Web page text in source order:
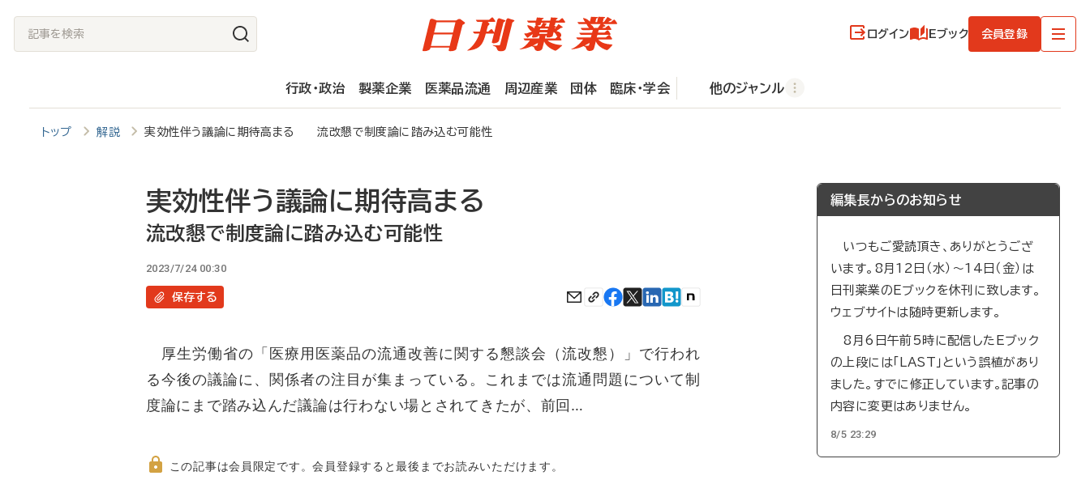
記
事
ログイン Eブック 会員登録
行政・政治 製薬企業 医薬品流通 周辺産業 団体 臨床・学会 他のジャンル
トップ 解説 実効性伴う議論に期待高まる 流改懇で制度論に踏み込む可能性
実効性伴う議論に期待高まる
流改懇で制度論に踏み込む可能性
2023/7/24 00:30
保存する
厚生労働省の「医療用医薬品の流通改善に関する懇談会（流改懇）」で行われ
る今後の議論に、関係者の注目が集まっている。これまでは流通問題について制
度論にまで踏み込んだ議論は行わない場とされてきたが、前回…
この記事は会員限定です。会員登録すると最後までお読みいただけます。
編集長からのお知らせ
いつもご愛読頂き、ありがとうござ
います。8月12日（水）～14日（金）は
日刊薬業のEブックを休刊に致します。
ウェブサイトは随時更新します。
8月6日午前5時に配信したEブック
の上段には「LAST」という誤植があり
ました。すでに修正しています。記事の
内容に変更はありません。
8/5 23:29